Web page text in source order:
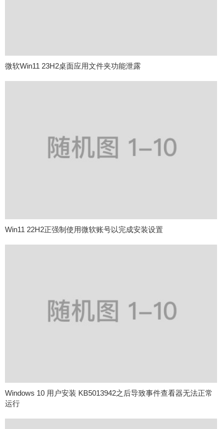
微软Win11 23H2桌面应用文件夹功能泄露
Win11 22H2正强制使用微软账号以完成安装设置
Windows 10 用户安装 KB5013942之后导致事件查看器无法正常
运行